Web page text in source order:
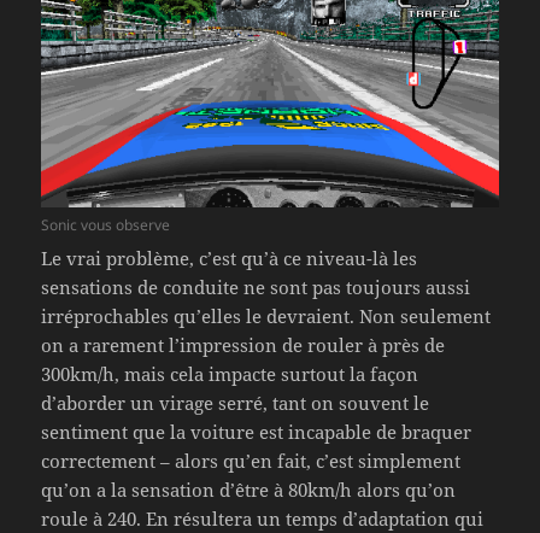
Sonic vous observe
Le vrai problème, c’est qu’à ce niveau-là les
sensations de conduite ne sont pas toujours aussi
irréprochables qu’elles le devraient. Non seulement
on a rarement l’impression de rouler à près de
300km/h, mais cela impacte surtout la façon
d’aborder un virage serré, tant on souvent le
sentiment que la voiture est incapable de braquer
correctement – alors qu’en fait, c’est simplement
qu’on a la sensation d’être à 80km/h alors qu’on
roule à 240. En résultera un temps d’adaptation qui